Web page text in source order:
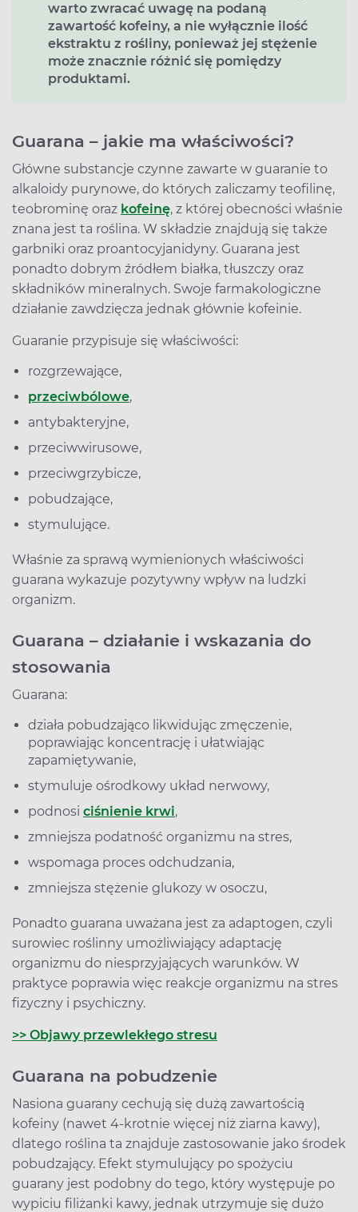
warto zwracać uwagę na podaną
zawartość kofeiny, a nie wyłącznie ilość
ekstraktu z rośliny, ponieważ jej stężenie
może znacznie różnić się pomiędzy
produktami.
Guarana – jakie ma właściwości?
Główne substancje czynne zawarte w guaranie to
alkaloidy purynowe, do których zaliczamy teofilinę,
teobrominę oraz kofeinę, z której obecności właśnie
znana jest ta roślina. W składzie znajdują się także
garbniki oraz proantocyjanidyny. Guarana jest
ponadto dobrym źródłem białka, tłuszczy oraz
składników mineralnych. Swoje farmakologiczne
działanie zawdzięcza jednak głównie kofeinie.
Guaranie przypisuje się właściwości:
rozgrzewające,
przeciwbólowe,
antybakteryjne,
przeciwwirusowe,
przeciwgrzybicze,
pobudzające,
stymulujące.
Właśnie za sprawą wymienionych właściwości
guarana wykazuje pozytywny wpływ na ludzki
organizm.
Guarana – działanie i wskazania do
stosowania
Guarana:
działa pobudzająco likwidując zmęczenie,
poprawiając koncentrację i ułatwiając
zapamiętywanie,
stymuluje ośrodkowy układ nerwowy,
podnosi ciśnienie krwi,
zmniejsza podatność organizmu na stres,
wspomaga proces odchudzania,
zmniejsza stężenie glukozy w osoczu,
Ponadto guarana uważana jest za adaptogen, czyli
surowiec roślinny umożliwiający adaptację
organizmu do niesprzyjających warunków. W
praktyce poprawia więc reakcje organizmu na stres
fizyczny i psychiczny.
>> Objawy przewlekłego stresu
Guarana na pobudzenie
Nasiona guarany cechują się dużą zawartością
kofeiny (nawet 4-krotnie więcej niż ziarna kawy),
dlatego roślina ta znajduje zastosowanie jako środek
pobudzający. Efekt stymulujący po spożyciu
guarany jest podobny do tego, który występuje po
wypiciu filiżanki kawy, jednak utrzymuje się dużo